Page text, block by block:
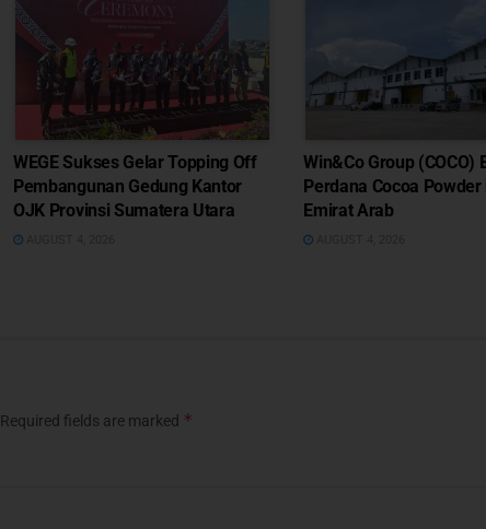
WEGE Sukses Gelar Topping Off
Pembangunan Gedung Kantor
OJK Provinsi Sumatera Utara
Win&Co Group (COCO)
Perdana Cocoa Powder
Emirat Arab
Required fields are marked *